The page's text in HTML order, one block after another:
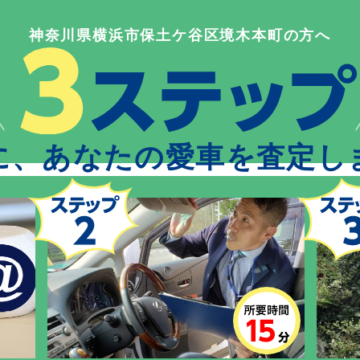
神奈川県横浜市保土ケ谷区境木本町の方へ
、あなたの愛車を査定し